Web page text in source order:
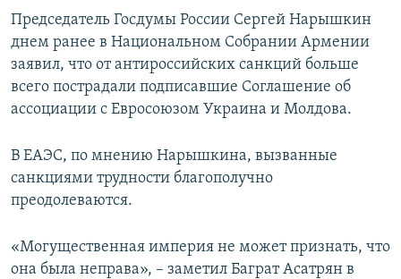
Председатель Госдумы России Сергей Нарышкин
днем ранее в Национальном Собрании Армении
заявил, что от антироссийских санкций больше
всего пострадали подписавшие Соглашение об
ассоциации с Евросоюзом Украина и Молдова.
В ЕАЭС, по мнению Нарышкина, вызванные
санкциями трудности благополучно
преодолеваются.
«Могущественная империя не может признать, что
она была неправа», – заметил Баграт Асатрян в